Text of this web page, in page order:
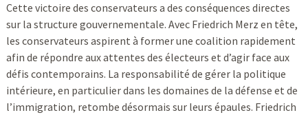
Cette victoire des conservateurs a des conséquences directes
sur la structure gouvernementale. Avec Friedrich Merz en tête,
les conservateurs aspirent à former une coalition rapidement
afin de répondre aux attentes des électeurs et d’agir face aux
défis contemporains. La responsabilité de gérer la politique
intérieure, en particulier dans les domaines de la défense et de
l’immigration, retombe désormais sur leurs épaules. Friedrich